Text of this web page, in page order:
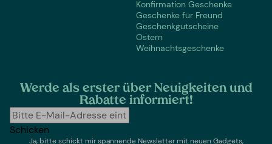
Konfirmation Geschenke
Geschenke für Freund
Geschenkgutscheine
Ostern
Weihnachtsgeschenke
Werde als erster über Neuigkeiten und
Rabatte informiert!
Schicken
Ja, bitte schickt mir spannende Newsletter mit neuen Gadgets,